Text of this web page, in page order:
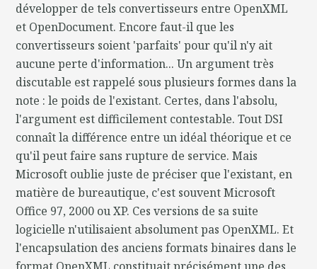
développer de tels convertisseurs entre OpenXML
et OpenDocument. Encore faut-il que les
convertisseurs soient 'parfaits' pour qu'il n'y ait
aucune perte d'information... Un argument très
discutable est rappelé sous plusieurs formes dans la
note : le poids de l'existant. Certes, dans l'absolu,
l'argument est difficilement contestable. Tout DSI
connaît la différence entre un idéal théorique et ce
qu'il peut faire sans rupture de service. Mais
Microsoft oublie juste de préciser que l'existant, en
matière de bureautique, c'est souvent Microsoft
Office 97, 2000 ou XP. Ces versions de sa suite
logicielle n'utilisaient absolument pas OpenXML. Et
l'encapsulation des anciens formats binaires dans le